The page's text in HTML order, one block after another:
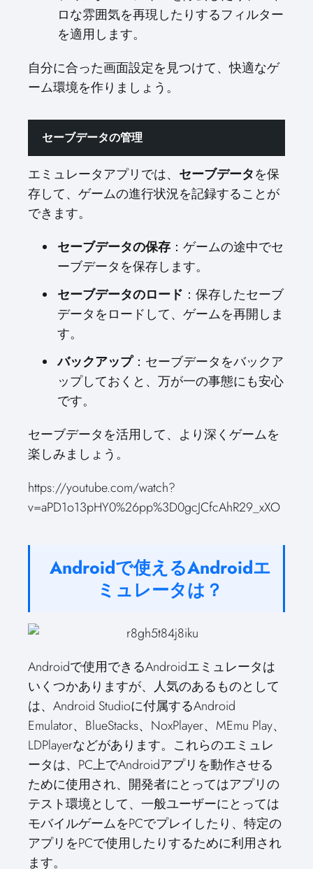
ロな雰囲気を再現したりするフィルター
を適用します。
自分に合った画面設定を見つけて、快適なゲ
ーム環境を作りましょう。
セーブデータの管理
エミュレータアプリでは、 セーブデータを保
存して、ゲームの進行状況を記録することが
できます。
セーブデータの保存 ：ゲームの途中でセ
ーブデータを保存します。
セーブデータのロード ：保存したセーブ
データをロードして、ゲームを再開しま
す。
バックアップ：セーブデータをバックア
ップしておくと、万が一の事態にも安心
です。
セーブデータを活用して、より深くゲームを
楽しみましょう。
https://youtube.com/watch?
v=aPD1o13pHY0%26pp%3D0gcJCfcAhR29_xXO
Androidで使えるAndroidエ
ミュレータは？
Androidで使用できるAndroidエミュレータは
いくつかありますが、人気のあるものとして
は、Android Studioに付属するAndroid
Emulator、BlueStacks、NoxPlayer、MEmu Play、
LDPlayerなどがあります。これらのエミュレ
ータは、PC上でAndroidアプリを動作させる
ために使用され、開発者にとってはアプリの
テスト環境として、一般ユーザーにとっては
モバイルゲームをPCでプレイしたり、特定の
アプリをPCで使用したりするために利用され
ます。